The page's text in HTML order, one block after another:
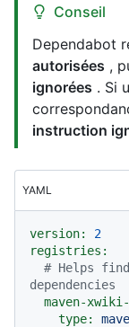
Conseil
Dependabot
autorisées ,
ignorées . Si
instruction
YAML
version:
2
registries:
# Helps
dependencies
maven-
type: